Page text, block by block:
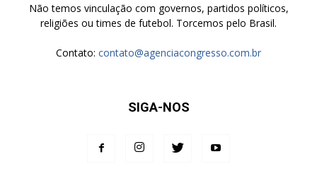
Não temos vinculação com governos, partidos políticos,
religiões ou times de futebol. Torcemos pelo Brasil.
Contato: contato@agenciacongresso.com.br
SIGA-NOS